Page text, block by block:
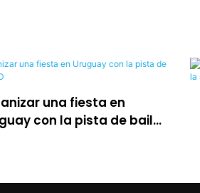
de alquiler de
al aire libre para la